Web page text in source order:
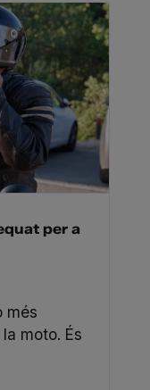
per a
més
moto. És